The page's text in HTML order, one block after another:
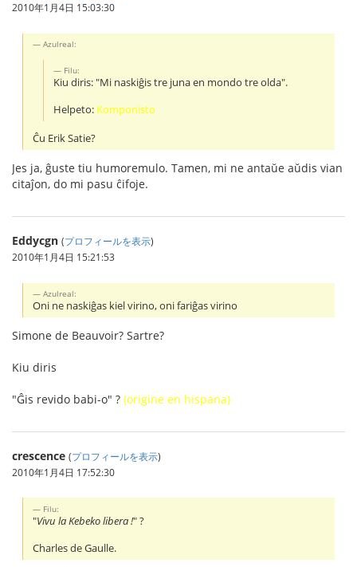
2010年1月4日 15:03:30
Azulreal:
Filu:
Kiu diris: "Mi naskiĝis tre juna en mondo tre olda".
Helpeto: Komponisto
Ĉu Erik Satie?
Jes ja, ĝuste tiu humoremulo. Tamen, mi ne antaŭe aŭdis vian
citaĵon, do mi pasu ĉifoje.
Eddycgn (プロフィールを表示)
2010年1月4日 15:21:53
Azulreal:
Oni ne naskiĝas kiel virino, oni fariĝas virino
Simone de Beauvoir? Sartre?
Kiu diris
"Ĝis revido babi-o" ? (origine en hispana)
crescence (プロフィールを表示)
2010年1月4日 17:52:30
Filu:
"Vivu la Kebeko libera !" ?
Charles de Gaulle.